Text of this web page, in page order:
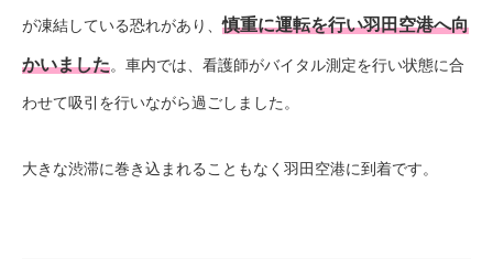
が凍結している恐れがあり、慎重に運転を行い羽田空港へ向
かいました。車内では、看護師がバイタル測定を行い状態に合
わせて吸引を行いながら過ごしました。
大きな渋滞に巻き込まれることもなく羽田空港に到着です。